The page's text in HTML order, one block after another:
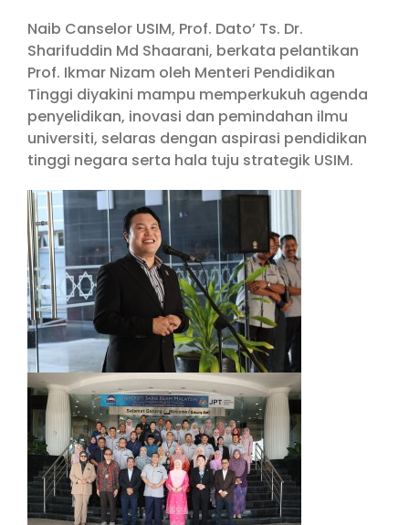
Naib Canselor USIM, Prof. Dato’ Ts. Dr.
Sharifuddin Md Shaarani, berkata pelantikan
Prof. Ikmar Nizam oleh Menteri Pendidikan
Tinggi diyakini mampu memperkukuh agenda
penyelidikan, inovasi dan pemindahan ilmu
universiti, selaras dengan aspirasi pendidikan
tinggi negara serta hala tuju strategik USIM.